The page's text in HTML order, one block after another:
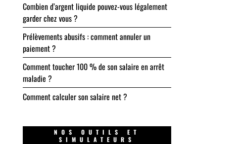
Combien d’argent liquide pouvez-vous légalement
garder chez vous ?
Prélèvements abusifs : comment annuler un
paiement ?
Comment toucher 100 % de son salaire en arrêt
maladie ?
Comment calculer son salaire net ?
NOS OUTILS ET
SIMULATEURS